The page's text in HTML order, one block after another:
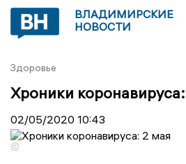
ВЛАДИМИРСКИЕ
НОВОСТИ
Здоровье
Хроники
02/05/2020 10:43
©